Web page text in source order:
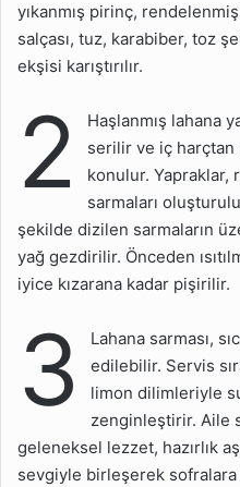
yıkanmış pirinç,
salçası, tuz, karabiber, toz
ekşisi karıştırılır.
2
Haşlanmış lahana
serilir ve iç harçtan
konulur. Yapraklar,
sarmaları
şekilde dizilen sarmaların
yağ gezdirilir. Önceden
iyice kızarana kadar pişirilir.
3
Lahana sarması,
edilebilir. Servis
limon dilimleriyle
zenginleştirir. Aile
geleneksel lezzet, hazırlık
sevgiyle birleşerek